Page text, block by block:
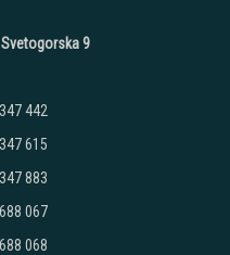
Svetogorska 9
442
615
883
067
068